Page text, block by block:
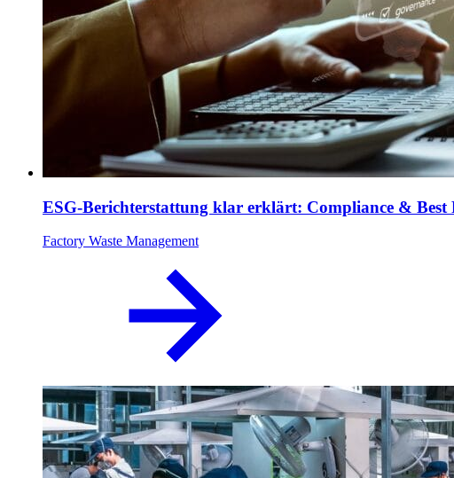
ESG-Berichterstattung klar erklärt: Compliance & Best
Factory Waste Management